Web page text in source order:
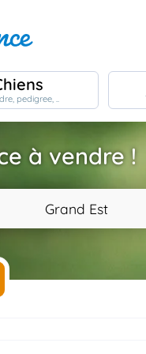
pedigree, ..
à vendre !
Grand Est